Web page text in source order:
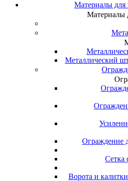
Материалы для
Материалы
Металлический
Ограждение
Сетка
Ворота и